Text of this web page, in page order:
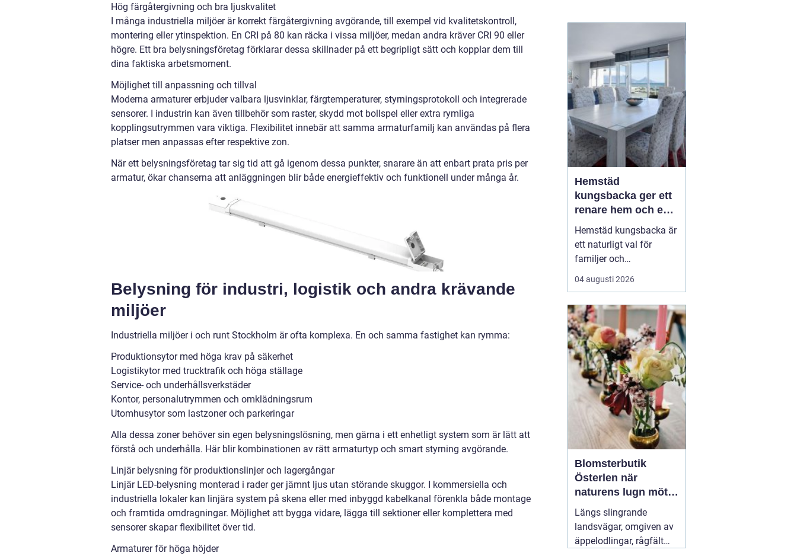
Hög färgåtergivning och bra ljuskvalitet
I många industriella miljöer är korrekt färgåtergivning avgörande, till exempel vid kvalitetskontroll,
montering eller ytinspektion. En CRI på 80 kan räcka i vissa miljöer, medan andra kräver CRI 90 eller
högre. Ett bra belysningsföretag förklarar dessa skillnader på ett begripligt sätt och kopplar dem till
dina faktiska arbetsmoment.
Möjlighet till anpassning och tillval
Moderna armaturer erbjuder valbara ljusvinklar, färgtemperaturer, styrningsprotokoll och integrerade
sensorer. I industrin kan även tillbehör som raster, skydd mot bollspel eller extra rymliga
kopplingsutrymmen vara viktiga. Flexibilitet innebär att samma armaturfamilj kan användas på flera
platser men anpassas efter respektive zon.
När ett belysningsföretag tar sig tid att gå igenom dessa punkter, snarare än att enbart prata pris per
armatur, ökar chanserna att anläggningen blir både energieffektiv och funktionell under många år.
Belysning för industri, logistik och andra krävande
miljöer
Industriella miljöer i och runt Stockholm är ofta komplexa. En och samma fastighet kan rymma:
Produktionsytor med höga krav på säkerhet
Logistikytor med trucktrafik och höga ställage
Service- och underhållsverkstäder
Kontor, personalutrymmen och omklädningsrum
Utomhusytor som lastzoner och parkeringar
Alla dessa zoner behöver sin egen belysningslösning, men gärna i ett enhetligt system som är lätt att
förstå och underhålla. Här blir kombinationen av rätt armaturtyp och smart styrning avgörande.
Linjär belysning för produktionslinjer och lagergångar
Linjär LED-belysning monterad i rader ger jämnt ljus utan störande skuggor. I kommersiella och
industriella lokaler kan linjära system på skena eller med inbyggd kabelkanal förenkla både montage
och framtida omdragningar. Möjlighet att bygga vidare, lägga till sektioner eller komplettera med
sensorer skapar flexibilitet över tid.
Armaturer för höga höjder
till en säker och hållbar
lösning för både båtliv
och bad. Bryggserv...
Hemstäd
kungsbacka ger ett
renare hem och en
lugnare vardag
Hemstäd kungsbacka är
ett naturligt val för
familjer och
yrkesverksamma som
vill ha ett rent hem utan
Många upptäcker hur
mycket energi som
frigörs när de låter en
professionell städpartner
ta hand om
dammsugning,
moppning och d...
04 augusti 2026
Blomsterbutik
Österlen när
naturens lugn möter
kreativt hantverk
Längs slingrande
landsvägar, omgiven av
äppelodlingar, rågfält